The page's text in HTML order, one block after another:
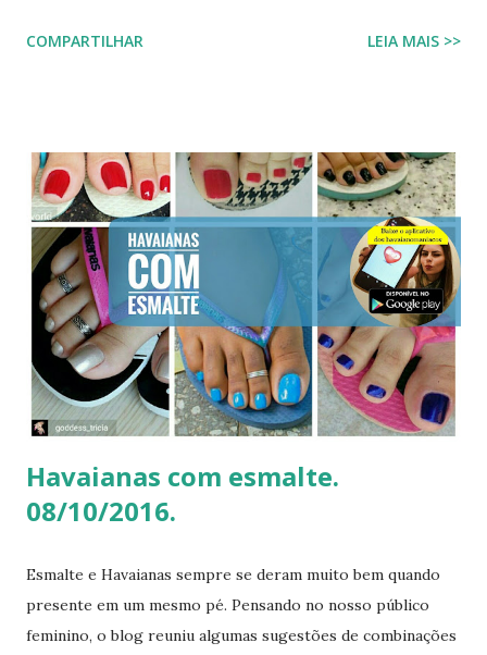
preparação para o Camarote Havaianas , na Sapucaí. Com o
matéria, mergulhamos nos detalhes técnicos e estéticos do
look, com foco especial no calçado que desafiou as leis da
gravidade e da moda: o salto plataforma construído com
Havaianas . A ironia da "Basiquinha": O figurino de joias
Antes de chegarmos aos pés, precisamos falar sobre a
armadura de brilho que Paolla ostentou. O conjunto,
composto por um top e uma minissaia, não era apenas
"bordado", mas sim uma escultura de pedrarias
multicoloridas . ...
COMPARTILHAR LEIA MAIS >>
Havaianas com esmalte.
08/10/2016.
Esmalte e Havaianas sempre se deram muito bem quando
presente em um mesmo pé. Pensando no nosso público
feminino, o blog reuniu algumas sugestões de combinações